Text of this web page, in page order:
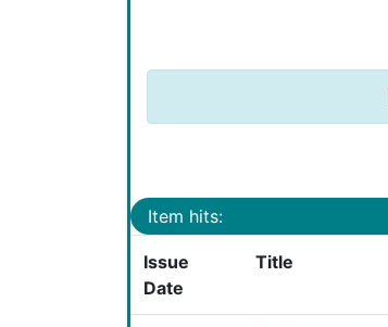
Item hits:
Issue
Date
Title